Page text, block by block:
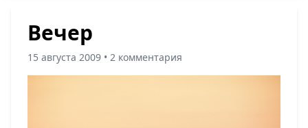
Вечер
15 августа 2009 • 2 комментария